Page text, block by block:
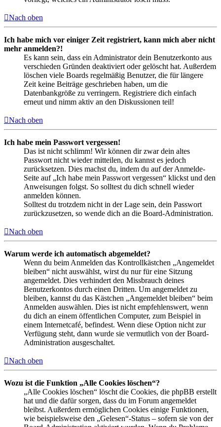
Nach oben
Ich habe mich vor einiger Zeit registriert, kann mich aber nicht
mehr anmelden?!
Es kann sein, dass ein Administrator dein Benutzerkonto aus
verschieden Gründen deaktiviert oder gelöscht hat. Außerdem
löschen viele Boards regelmäßig Benutzer, die für längere
Zeit keine Beiträge geschrieben haben, um die
Datenbankgröße zu verringern. Registriere dich einfach
erneut und nimm aktiv an den Diskussionen teil!
Nach oben
Ich habe mein Passwort vergessen!
Das ist nicht schlimm! Wir können dir zwar dein altes
Passwort nicht wieder mitteilen, du kannst es jedoch
zurücksetzen. Dies machst du, indem du auf der Anmelde-
Seite auf „Ich habe mein Passwort vergessen“ klickst und den
Anweisungen folgst. So solltest du dich schnell wieder
anmelden können.
Solltest du trotzdem nicht in der Lage sein, dein Passwort
zurückzusetzen, so wende dich an die Board-Administration.
Nach oben
Warum werde ich automatisch abgemeldet?
Wenn du beim Anmelden das Kontrollkästchen „Angemeldet
bleiben“ nicht auswählst, wirst du nur für eine Sitzung
angemeldet. Dies verhindert den Missbrauch deines
Benutzerkontos durch einen Dritten. Um angemeldet zu
bleiben, kannst du das Kästchen „Angemeldet bleiben“ beim
Anmelden auswählen. Dies ist nicht empfehlenswert, wenn
du dich an einem öffentlichen Computer, zum Beispiel in
einem Internetcafé, befindest. Wenn diese Option nicht zur
Verfügung steht, dann wurde sie vermutlich von der Board-
Administration ausgeschaltet.
Nach oben
Wozu ist die Funktion „Alle Cookies löschen“?
„Alle Cookies löschen“ löscht die Cookies, die phpBB erstellt
hat und die dafür sorgen, dass du im Forum angemeldet
bleibst. Außerdem ermöglichen Cookies einige Funktionen,
wie beispielsweise den „Gelesen“-Status – sofern sie von der